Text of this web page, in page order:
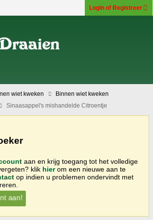
Login of Registreer
wiet kweken
Binnen wiet kweken
Sinaasappel's mishandelde Citroentje
aan en krijg toegang tot het volledige
klik hierom een nieuwe aan te
op indien u problemen ondervindt met
aan!